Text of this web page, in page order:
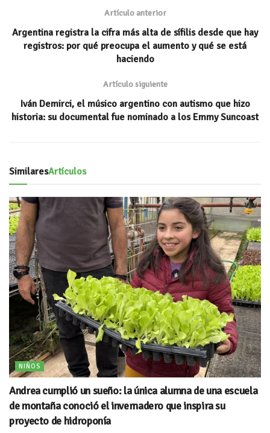
p
p
ar
ti
r
Artículo anterior
Argentina registra la cifra más alta de sífilis desde que hay
registros: por qué preocupa el aumento y qué se está
haciendo
Artículo siguiente
Iván Demirci, el músico argentino con autismo que hizo
historia: su documental fue nominado a los Emmy Suncoast
SimilaresArtículos
NIÑOS
Andrea cumplió un sueño: la única alumna de una escuela
de montaña conoció el invernadero que inspira su
proyecto de hidroponía